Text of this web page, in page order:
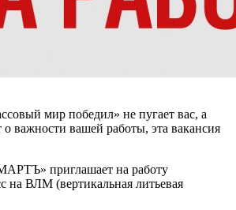
мир победил» не пугает вас, а
о важности вашей работы, эта вакансия
приглашает на работу
на ВЛМ (вертикальная литьевая